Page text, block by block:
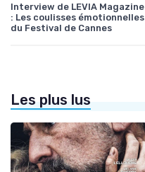
Interview de LEVIA Magazine
: Les coulisses émotionnelles
du Festival de Cannes
Les plus lus